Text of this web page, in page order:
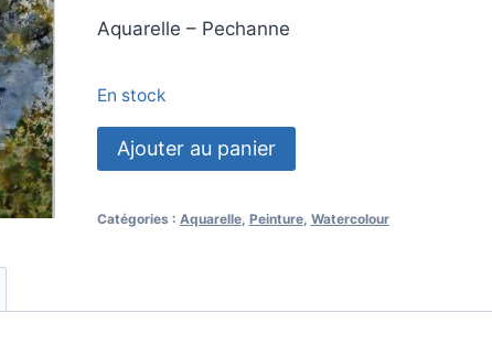
Aquarelle – Pechanne
En stock
quantité
de
la
Ajouter au panier
Catégories : Aquarelle, Peinture, Watercolour